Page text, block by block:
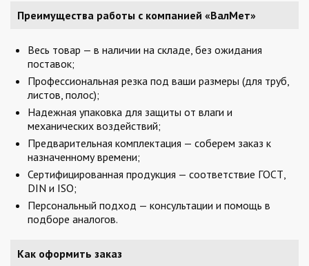
Преимущества работы с компанией «ВалМет»
Весь товар — в наличии на складе, без ожидания
поставок;
Профессиональная резка под ваши размеры (для труб,
листов, полос);
Надежная упаковка для защиты от влаги и
механических воздействий;
Предварительная комплектация — соберем заказ к
назначенному времени;
Сертифицированная продукция — соответствие ГОСТ,
DIN и ISO;
Персональный подход — консультации и помощь в
подборе аналогов.
Как оформить заказ